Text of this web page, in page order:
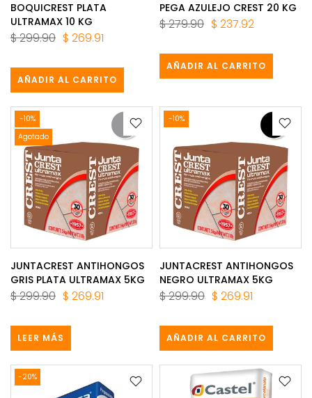
BOQUICREST PLATA
ULTRAMAX 10 KG
$ 299.90 $ 269.91
AÑADIR AL CARRITO
PEGA AZULEJO CREST 20 KG
$ 279.90 $ 237.92
AÑADIR AL CARRITO
-10%
Agotado
JUNTACREST ANTIHONGOS
GRIS PLATA ULTRAMAX 5KG
$ 299.90 $ 269.91
LEER MÁS
-10%
JUNTACREST ANTIHONGOS
NEGRO ULTRAMAX 5KG
$ 299.90 $ 269.91
AÑADIR AL CARRITO
-20%